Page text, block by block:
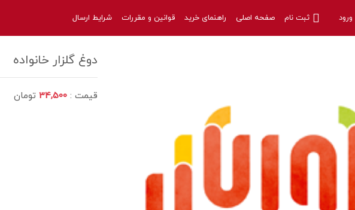
ورود ثبت نام صفحه اصلی راهنمای خرید قوانین و مقررات شرایط ارسال
دوغ گلزار خانواده
قیمت : 34,500 تومان